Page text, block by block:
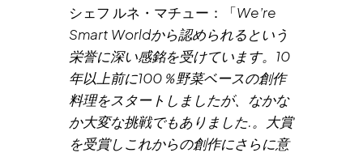
シェフ ルネ・マチュー：「We’re
Smart Worldから認められるという
栄誉に深い感銘を受けています。10
年以上前に100％野菜ベースの創作
料理をスタートしましたが、なかな
か大変な挑戦でもありました.。大賞
を受賞しこれからの創作にさらに意